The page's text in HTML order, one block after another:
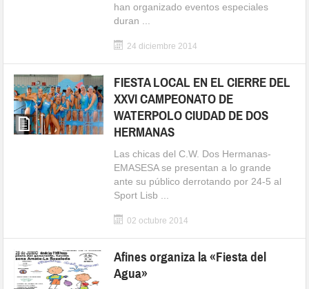
han organizado eventos especiales
duran ...
24 diciembre 2014
FIESTA LOCAL EN EL CIERRE DEL
XXVI CAMPEONATO DE
WATERPOLO CIUDAD DE DOS
HERMANAS
Las chicas del C.W. Dos Hermanas-
EMASESA se presentan a lo grande
ante su público derrotando por 24-5 al
Sport Lisb ...
02 octubre 2014
Afines organiza la «Fiesta del
Agua»